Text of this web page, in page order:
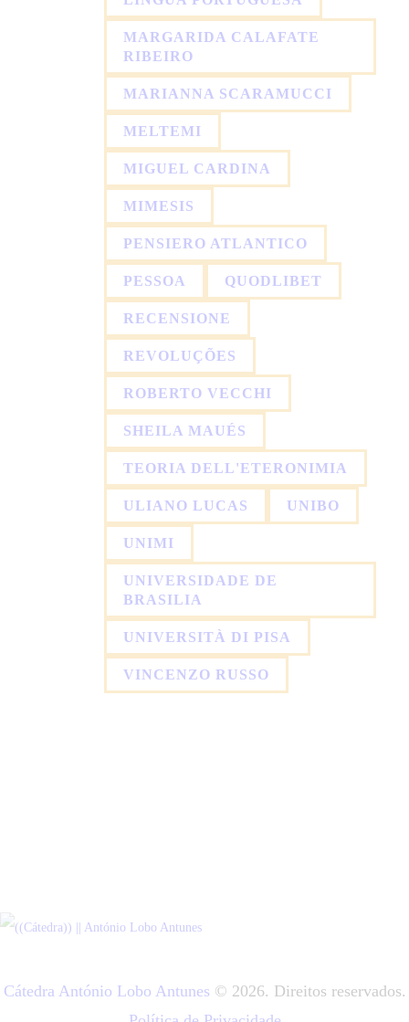
MARGARIDA CALAFATE
RIBEIRO
MARIANNA SCARAMUCCI
MELTEMI
MIGUEL CARDINA
MIMESIS
PENSIERO ATLANTICO
PESSOA QUODLIBET
RECENSIONE
REVOLUÇÕES
ROBERTO VECCHI
SHEILA MAUÉS
TEORIA DELL'ETERONIMIA
ULIANO LUCAS UNIBO
UNIMI
UNIVERSIDADE DE
BRASILIA
UNIVERSITÀ DI PISA
VINCENZO RUSSO
Cátedra António Lobo Antunes © 2026. Direitos reservados.